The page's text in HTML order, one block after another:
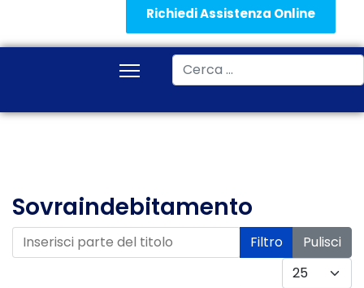
Richiedi Assistenza Online
Cerca
Sovraindebitamento
Inserisci parte del titolo Filtro
Pulisci
Visualizza #